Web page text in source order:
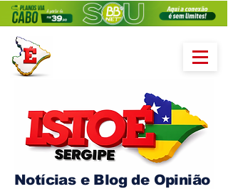
Notícias e Blog de Opinião